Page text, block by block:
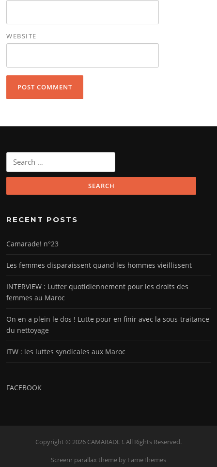
WEBSITE
RECENT POSTS
Camarade! n°23
Les femmes disparaissent quand les hommes vieillissent
INTERVIEW : Lutter quotidiennement pour les droits des
femmes au Maroc
On en a plein le dos ! Lutte pour en finir avec la sous-traitance
du nettoyage
ITW : les luttes syndicales aux Maroc
FACEBOOK
Copyright © 2026 CAMARADE !. All Rights Reserved.
Screenr parallax theme by FameThemes